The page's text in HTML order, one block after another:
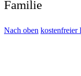
Familie
Nach oben kostenfreier